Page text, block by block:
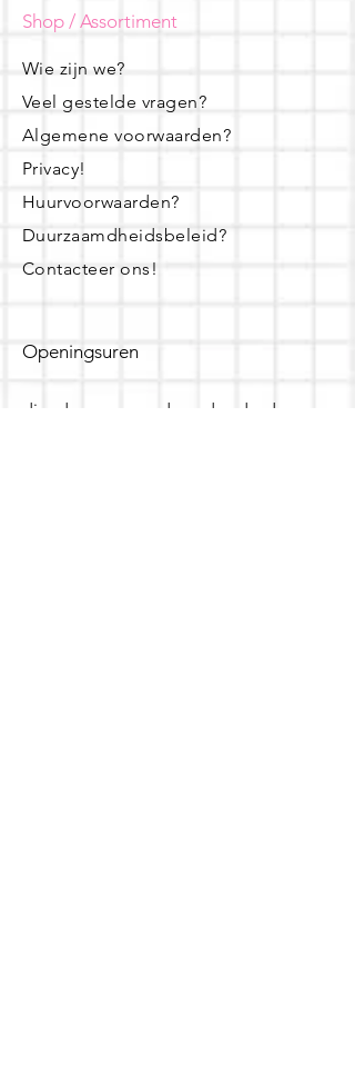
Shop / Assortiment
Wie zijn we?
Veel gestelde vragen?
Algemene voorwaarden?
Privacy!
Huurvoorwaarden?
Duurzaamdheidsbeleid?
Contacteer ons!
Openingsuren
dinsdag - woensdag- donderdag: